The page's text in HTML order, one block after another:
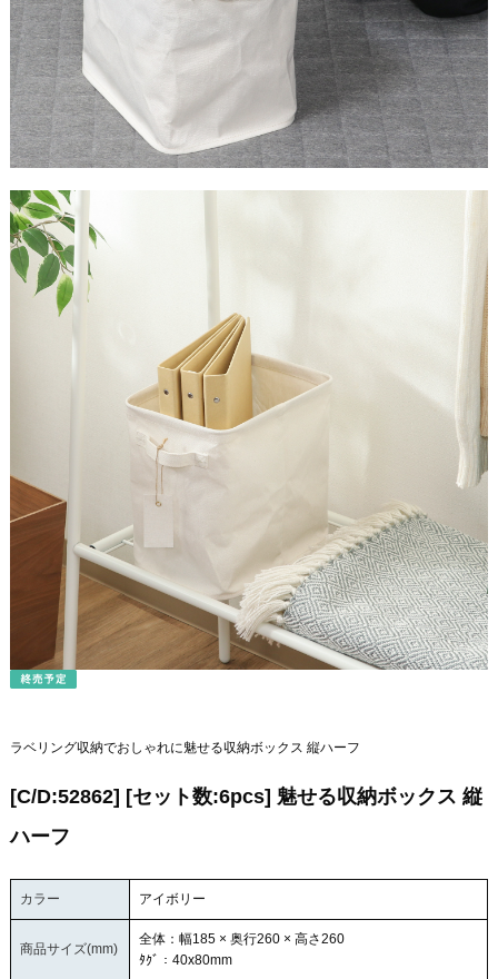
ラベリング収納でおしゃれに魅せる収納ボックス 縦ハーフ
[C/D:52862] [セット数:6pcs] 魅せる収納ボックス 縦
ハーフ
カラー アイボリー
商品サイズ(mm)
全体：幅185 × 奥行260 × 高さ260
ﾀｸﾞ：40x80mm